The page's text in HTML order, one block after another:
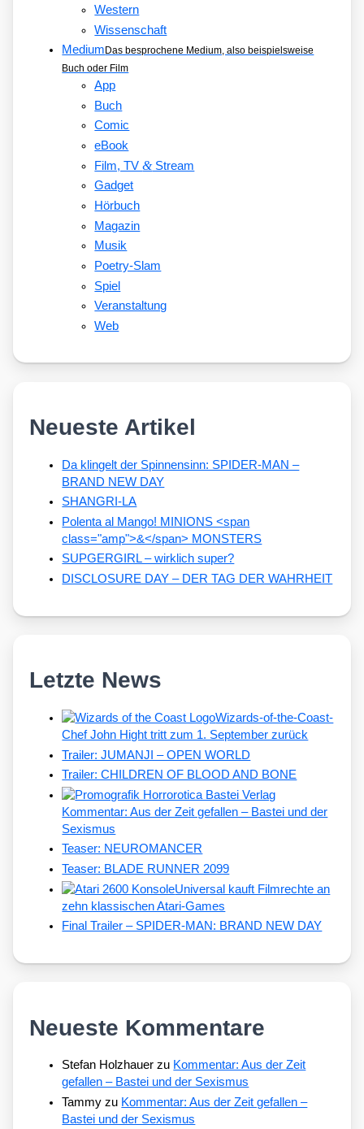
Western
Wissenschaft
Medium Das besprochene Medium, also beispielsweise
Buch oder Film
App
Buch
Comic
eBook
Film, TV&Stream
Gadget
Hörbuch
Magazin
Musik
Poetry-Slam
Spiel
Veranstaltung
Web
Neueste Artikel
Da klingelt der Spinnensinn: SPIDER-MAN –
BRAND NEW DAY
SHANGRI-LA
Polenta al Mango! MINIONS <span
class="amp">&</span> MONSTERS
SUPGERGIRL – wirklich super?
DISCLOSURE DAY – DER TAG DER WAHRHEIT
Letzte News
Wizards-of-the-Coast-
Chef John Hight tritt zum 1. September zurück
Trailer: JUMANJI – OPEN WORLD
Trailer: CHILDREN OF BLOOD AND BONE
Kommentar: Aus der Zeit gefallen – Bastei und der
Sexismus
Teaser: NEUROMANCER
Teaser: BLADE RUNNER 2099
Universal kauft Filmrechte an
zehn klassischen Atari-Games
Final Trailer – SPIDER-MAN: BRAND NEW DAY
Neueste Kommentare
Stefan Holzhauer zu Kommentar: Aus der Zeit
gefallen – Bastei und der Sexismus
Tammy zu Kommentar: Aus der Zeit gefallen –
Bastei und der Sexismus